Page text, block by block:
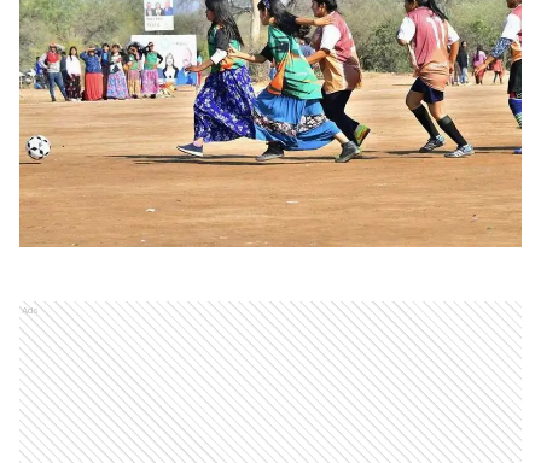
Ads